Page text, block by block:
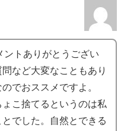
ントありがとうござい
など大変なこともあり
でおススメですよ。
こ捨てるというのは私
でした。自然とできる